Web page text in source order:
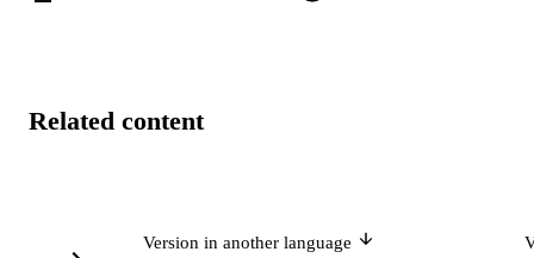
Related content
Version in another language